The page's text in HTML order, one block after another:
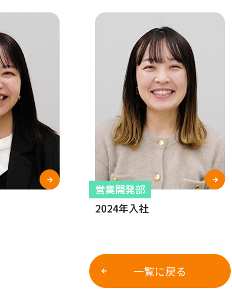
営業開発部
2024年入社
一覧に戻る